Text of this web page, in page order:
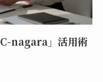
nagara」活用術